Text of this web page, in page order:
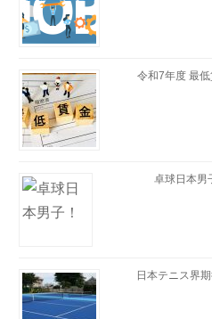
令和7年度 最
卓球日本男
日本テニス界